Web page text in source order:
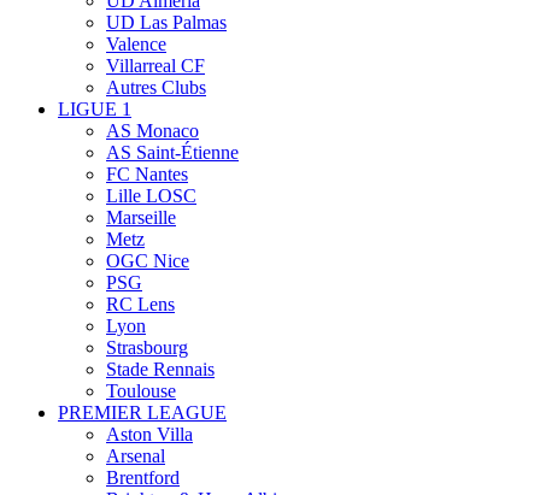
UD Las Palmas
Valence
Villarreal CF
Autres Clubs
LIGUE 1
AS Monaco
AS Saint-Étienne
FC Nantes
Lille LOSC
Marseille
Metz
OGC Nice
PSG
RC Lens
Lyon
Strasbourg
Stade Rennais
Toulouse
PREMIER LEAGUE
Aston Villa
Arsenal
Brentford